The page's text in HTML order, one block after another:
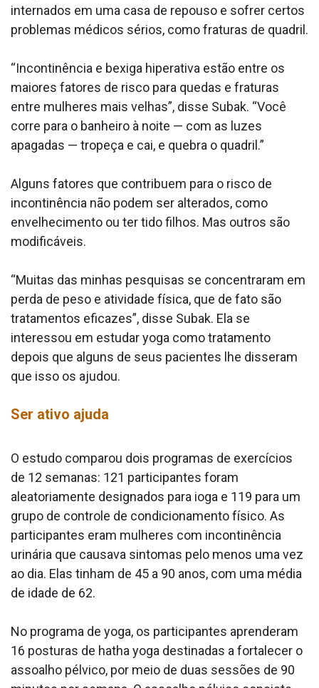
internados em uma casa de repouso e sofrer certos
problemas médicos sérios, como fraturas de quadril.
“Incontinência e bexiga hiperativa estão entre os
maiores fatores de risco para quedas e fraturas
entre mulheres mais velhas”, disse Subak. “Você
corre para o banheiro à noite — com as luzes
apagadas — tropeça e cai, e quebra o quadril.”
Alguns fatores que contribuem para o risco de
incontinência não podem ser alterados, como
envelhecimento ou ter tido filhos. Mas outros são
modificáveis.
“Muitas das minhas pesquisas se concentraram em
perda de peso e atividade física, que de fato são
tratamentos eficazes”, disse Subak. Ela se
interessou em estudar yoga como tratamento
depois que alguns de seus pacientes lhe disseram
que isso os ajudou.
Ser ativo ajuda
O estudo comparou dois programas de exercícios
de 12 semanas: 121 participantes foram
aleatoriamente designados para ioga e 119 para um
grupo de controle de condicionamento físico. As
participantes eram mulheres com incontinência
urinária que causava sintomas pelo menos uma vez
ao dia. Elas tinham de 45 a 90 anos, com uma média
de idade de 62.
No programa de yoga, os participantes aprenderam
16 posturas de hatha yoga destinadas a fortalecer o
assoalho pélvico, por meio de duas sessões de 90